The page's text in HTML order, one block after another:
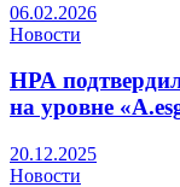
06.02.2026
Новости
НРА
на уровне
20.12.2025
Новости